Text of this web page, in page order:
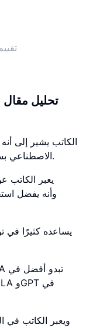
تحليل مقال
الكاتب يشير إلى
الاصطناعي بسبب معاييره العالية للمحتوى الخاص به.
يعبر الكاتب
ويعبر الكاتب في